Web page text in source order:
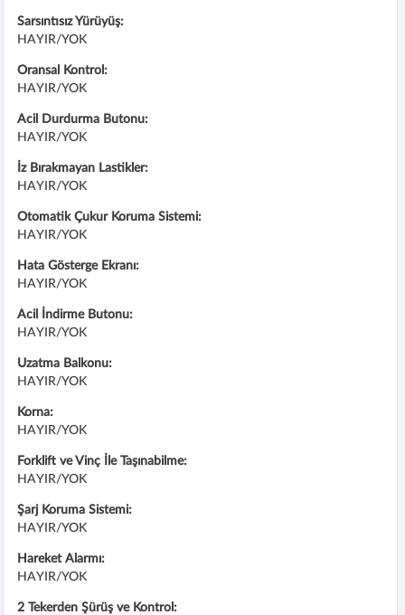
Sarsıntısız Yürüyüş:
HAYIR/YOK
Oransal Kontrol:
HAYIR/YOK
Acil Durdurma Butonu:
HAYIR/YOK
İz Bırakmayan Lastikler:
HAYIR/YOK
Otomatik Çukur Koruma Sistemi:
HAYIR/YOK
Hata Gösterge Ekranı:
HAYIR/YOK
Acil İndirme Butonu:
HAYIR/YOK
Uzatma Balkonu:
HAYIR/YOK
Korna:
HAYIR/YOK
Forklift ve Vinç İle Taşınabilme:
HAYIR/YOK
Şarj Koruma Sistemi:
HAYIR/YOK
Hareket Alarmı:
HAYIR/YOK
2 Tekerden Şürüş ve Kontrol: